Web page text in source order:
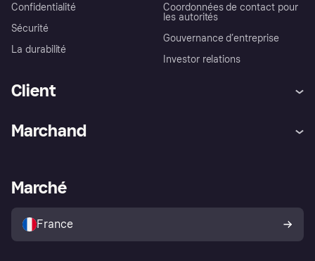
Confidentialité
Sécurité
La durabilité
Coordonnées de contact pour
les autorités
Gouvernance d’entreprise
Investor relations
Client
Explorez les magasins
Politique de protection de
l’acheteur Klarna
Marchand
Portail Marchand
Marché
France